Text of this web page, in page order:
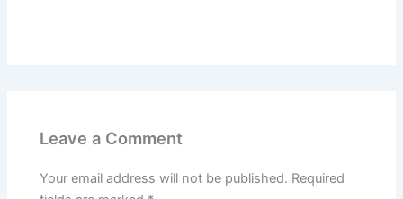
Leave a Comment
Your email address will not be published. Required